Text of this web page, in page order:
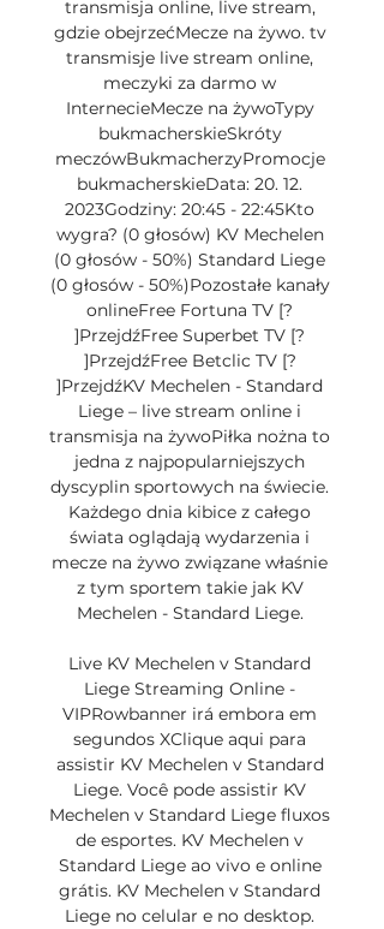
transmisja online, live stream,
gdzie obejrzećMecze na żywo. tv
transmisje live stream online,
meczyki za darmo w
InternecieMecze na żywoTypy
bukmacherskieSkróty
meczówBukmacherzyPromocje
bukmacherskieData: 20. 12.
2023Godziny: 20:45 - 22:45Kto
wygra? (0 głosów) KV Mechelen
(0 głosów - 50%) Standard Liege
(0 głosów - 50%)Pozostałe kanały
onlineFree Fortuna TV [?
]PrzejdźFree Superbet TV [?
]PrzejdźFree Betclic TV [?
]PrzejdźKV Mechelen - Standard
Liege – live stream online i
transmisja na żywoPiłka nożna to
jedna z najpopularniejszych
dyscyplin sportowych na świecie.
Każdego dnia kibice z całego
świata oglądają wydarzenia i
mecze na żywo związane właśnie
z tym sportem takie jak KV
Mechelen - Standard Liege.
Live KV Mechelen v Standard
Liege Streaming Online -
VIPRowbanner irá embora em
segundos XClique aqui para
assistir KV Mechelen v Standard
Liege. Você pode assistir KV
Mechelen v Standard Liege fluxos
de esportes. KV Mechelen v
Standard Liege ao vivo e online
grátis. KV Mechelen v Standard
Liege no celular e no desktop.